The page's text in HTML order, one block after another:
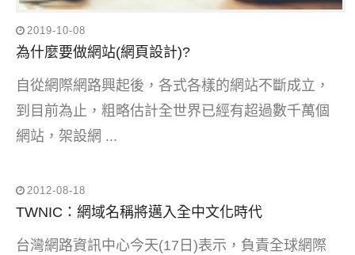
2019-10-08
為什麼要做網站(網頁設計)?
自從網際網路興起後，各式各樣的網站不斷成立，
到目前為止，粗略估計全世界已經有超過數千萬個
網站，架設網 ...
2012-08-18
TWNIC：網域名稱將邁入全中文化時代
台灣網路資訊中心今天(17日)表示，負責全球網際